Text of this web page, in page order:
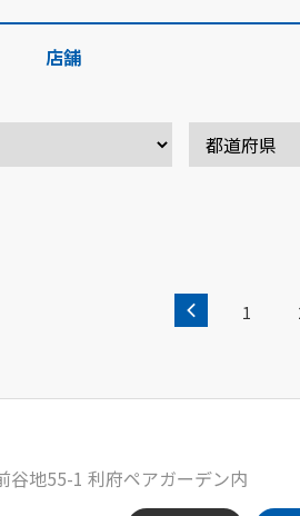
店舗
1
谷地55-1 利府ペアガーデン内